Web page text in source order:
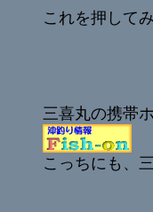
これを押して
三喜丸の携帯
こっちにも、